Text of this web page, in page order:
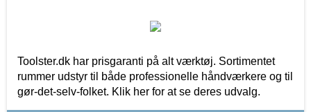
Toolster.dk har prisgaranti på alt værktøj. Sortimentet
rummer udstyr til både professionelle håndværkere og til
gør-det-selv-folket. Klik her for at se deres udvalg.